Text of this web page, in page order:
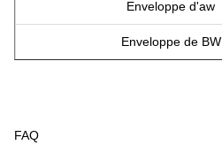
Enveloppe d'aw
Enveloppe de BW
FAQ